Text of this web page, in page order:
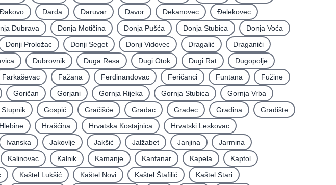
Ðakovo Darda Daruvar Davor Dekanovec
Ðelekovec
Dubrava Donja Motičina Donja Pušća Donja Stubica
Donja Voća
Donji Proložac Donji Seget Donji Vidovec Dragalić
Draganići
Dubrovnik Duga Resa Dugi Otok Dugi Rat
Dugopolje
Farkaševac Fažana Ferdinandovac Feričanci Funtana
Fužine
Goričan Gorjani Gornja Rijeka Gornja Stubica
Gornja Vrba
Gospić Gračišće Gradac Gradec Gradina
Gradište
Hlebine Hrašćina Hrvatska Kostajnica
Hrvatski Leskovac
Ivanska Jakovlje Jakšić Jalžabet Janjina
Jarmina
Kalinovac Kalnik Kamanje Kanfanar Kapela
Kaptol
Kaštel Lukšić Kaštel Novi Kaštel Štafilić
Kaštel Stari